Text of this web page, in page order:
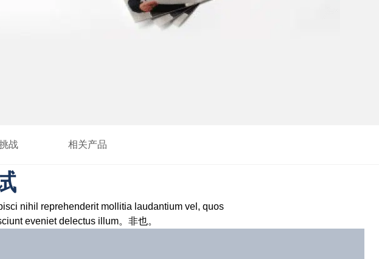
战 相关产品
nihil reprehenderit mollitia laudantium vel, quos
eveniet delectus illum。非也。